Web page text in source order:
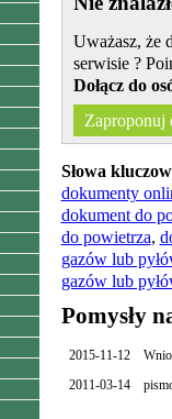
Uważasz, że
serwisie ?
Dołącz do
Zaproponuj
Słowa
dokumenty
dokument do
do powietrza,
gazów lub
gazów lub
Pomysły
2015-11-12
2011-03-14